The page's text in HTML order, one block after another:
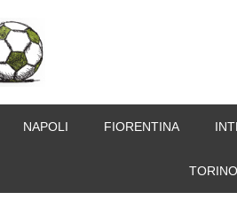
NAPOLI FIORENTINA
TORINO